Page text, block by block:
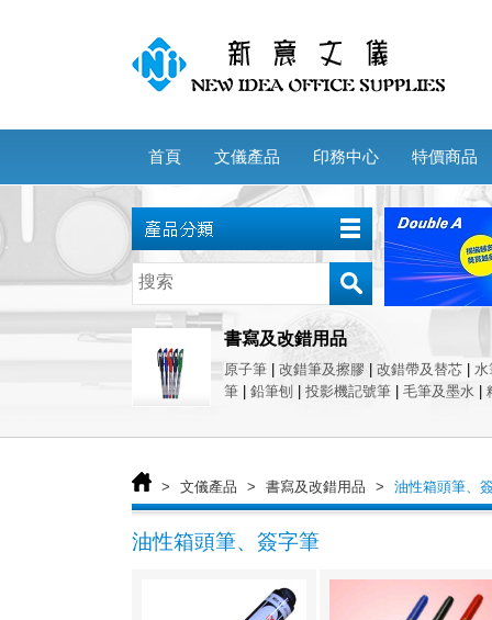
首頁 文儀產品 印務中心 特價商品
書寫及改錯用品
原子筆 改錯筆及擦膠 改錯帶及替芯
水
筆
鉛筆刨 投影機記號筆 毛筆及墨水
> 文儀產品 > 書寫及改錯用品 > 油性箱頭筆、
油性箱頭筆、簽字筆